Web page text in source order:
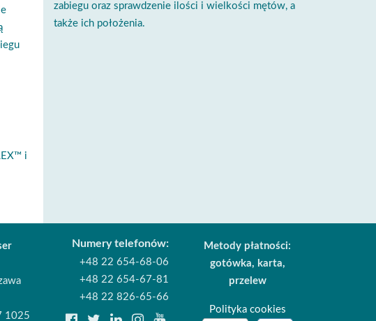
i
zabiegu oraz sprawdzenie ilości i wielkości mętów, a
także ich położenia.
1025
Numery telefonów:
+48 22 654-68-06
+48 22 654-67-81
+48 22 826-65-66
Metody płatności:
gotówka, karta,
przelew
Polityka cookies